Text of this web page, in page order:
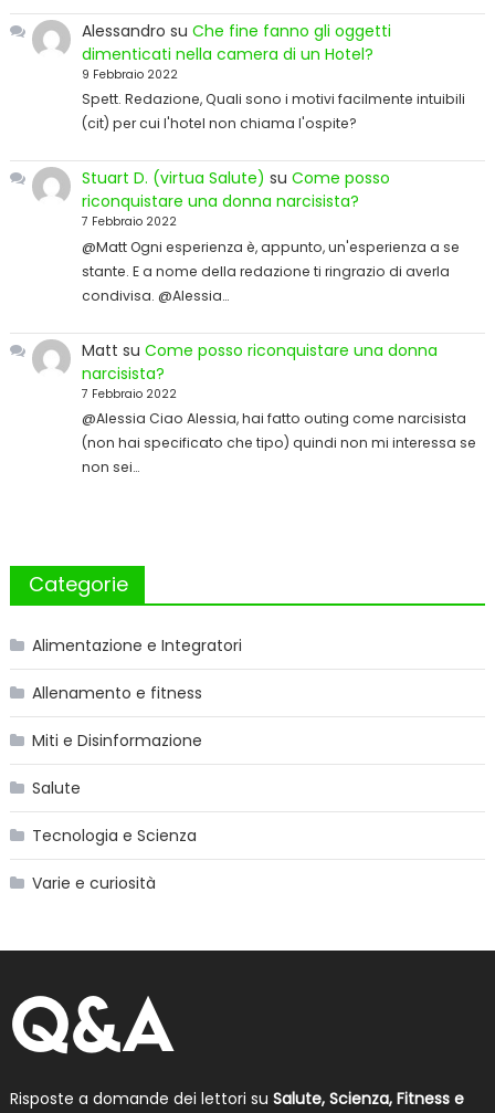
Alessandro suChe fine fanno gli oggetti
dimenticati nella camera di un Hotel?
9 Febbraio 2022
Spett. Redazione, Quali sono i motivi facilmente intuibili
(cit) per cui l'hotel non chiama l'ospite?
Stuart D. (virtua Salute) suCome posso
riconquistare una donna narcisista?
7 Febbraio 2022
@Matt Ogni esperienza è, appunto, un'esperienza a se
stante. E a nome della redazione ti ringrazio di averla
condivisa. @Alessia…
Matt suCome posso riconquistare una donna
narcisista?
7 Febbraio 2022
@Alessia Ciao Alessia, hai fatto outing come narcisista
(non hai specificato che tipo) quindi non mi interessa se
non sei…
Categorie
Alimentazione e Integratori
Allenamento e fitness
Miti e Disinformazione
Salute
Tecnologia e Scienza
Varie e curiosità
Risposte a domande dei lettori su Salute, Scienza, Fitness e